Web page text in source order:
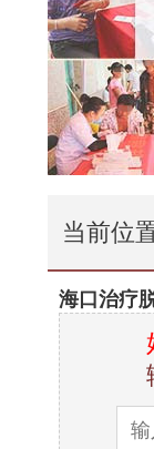
当前位
海口治疗